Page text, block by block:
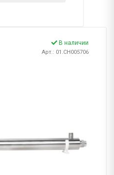
В наличии
Арт.: 01.CH005706